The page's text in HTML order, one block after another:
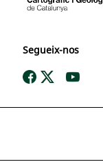
Segueix-nos